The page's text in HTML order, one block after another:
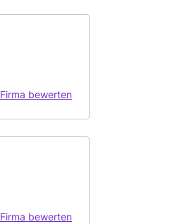
Firma bewerten
Firma bewerten